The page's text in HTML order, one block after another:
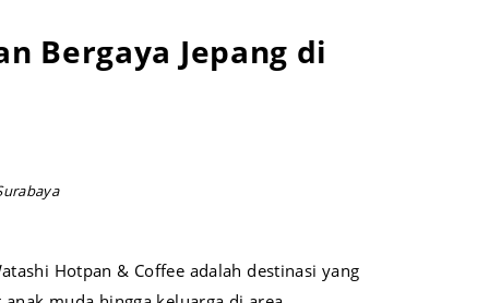
Bergaya Jepang di
Hotpan & Coffee adalah destinasi yang